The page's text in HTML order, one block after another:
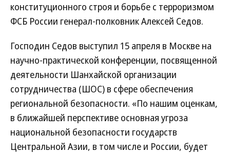
конституционного строя и борьбе с терроризмом
ФСБ России генерал-полковник Алексей Седов.
Господин Седов выступил 15 апреля в Москве на
научно-практической конференции, посвященной
деятельности Шанхайской организации
сотрудничества (ШОС) в сфере обеспечения
региональной безопасности. «По нашим оценкам,
в ближайшей перспективе основная угроза
национальной безопасности государств
Центральной Азии, в том числе и России, будет